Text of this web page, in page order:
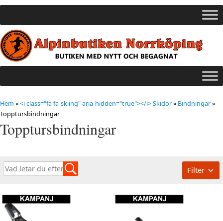
Hem »<i class="fa fa-skiing" aria-hidden="true"></i> Skidor» Bindningar»
Topptursbindningar
Topptursbindningar
Filter